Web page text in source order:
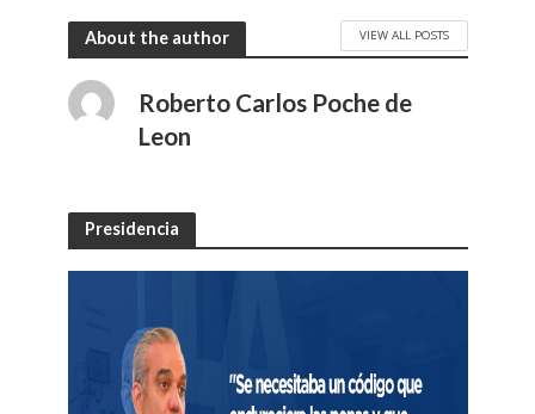
About the author VIEW ALL POSTS
Roberto Carlos Poche de
Leon
Presidencia